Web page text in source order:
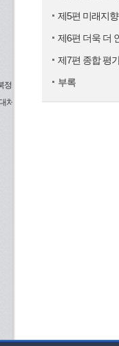
책
처
제5편 미래지
제6편 더욱 더
제7편 종합 평
부록